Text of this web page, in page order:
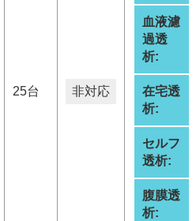
25台 非対応
血液濾
過透
析:
在宅透
析:
セルフ
透析:
腹膜透
析: